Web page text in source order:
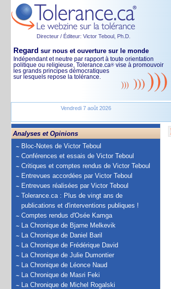
Directeur / Éditeur: Victor Teboul, Ph.D.
Regard sur nous et ouverture sur le monde
Indépendant et neutre par rapport à toute orientation
politique ou religieuse, Tolerance.ca® vise à promouvoir
les grands principes démocratiques
sur lesquels repose la tolérance.
Vendredi 7 août 2026
Analyses et Opinions
Bloc-Notes de Victor Teboul
Conférences et essais de Victor Teboul
Critiques et comptes rendus de Victor Teboul
Entrevues accordées par Victor Teboul
Entrevues réalisées par Victor Teboul
Tolerance.ca : Plus de vingt ans de
publications et d'interventions publiques !
Comptes rendus d'Osée Kamga
La Chronique de Bjarne Melkevik
La Chronique de Daniel Baril
La Chronique de Frédérique David
La Chronique de Julie Dumontier
La Chronique de Léonce Naud
La Chronique de Masri Feki
La Chronique de Michel Rogalski